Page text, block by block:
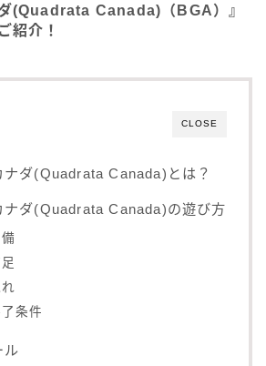
(Quadrata Canada)（BGA）』
紹介！
CLOSE
ナダ(Quadrata Canada)とは？
ナダ(Quadrata Canada)の遊び方
条件
ル